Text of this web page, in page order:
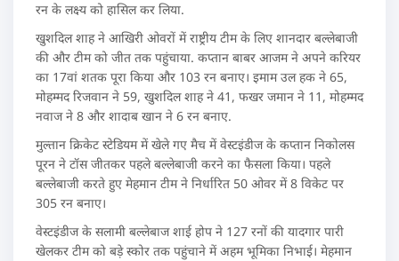
रन के लक्ष्य को हासिल कर लिया.
खुशदिल शाह ने आखिरी ओवरों में राष्ट्रीय टीम के लिए शानदार बल्लेबाजी
की और टीम को जीत तक पहुंचाया. कप्तान बाबर आजम ने अपने करियर
का 17वां शतक पूरा किया और 103 रन बनाए। इमाम उल हक ने 65,
मोहम्मद रिजवान ने 59, खुशदिल शाह ने 41, फखर जमान ने 11, मोहम्मद
नवाज ने 8 और शादाब खान ने 6 रन बनाए.
मुल्तान क्रिकेट स्टेडियम में खेले गए मैच में वेस्टइंडीज के कप्तान निकोलस
पूरन ने टॉस जीतकर पहले बल्लेबाजी करने का फैसला किया। पहले
बल्लेबाजी करते हुए मेहमान टीम ने निर्धारित 50 ओवर में 8 विकेट पर
305 रन बनाए।
वेस्टइंडीज के सलामी बल्लेबाज शाई होप ने 127 रनों की यादगार पारी
खेलकर टीम को बड़े स्कोर तक पहुंचाने में अहम भूमिका निभाई। मेहमान